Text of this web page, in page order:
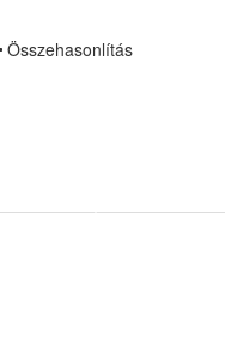
Összehasonlítás